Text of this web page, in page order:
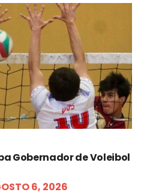
Gobernador de Voleibol
6, 2026